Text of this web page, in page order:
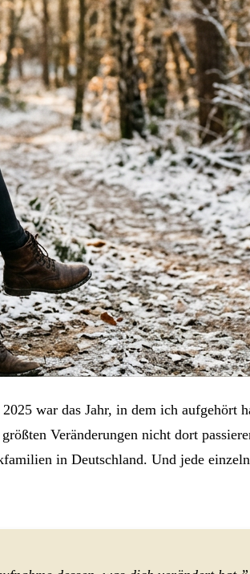
2025 war das Jahr, in dem ich aufgehört
Veränderungen nicht dort
in Deutschland. Und jede